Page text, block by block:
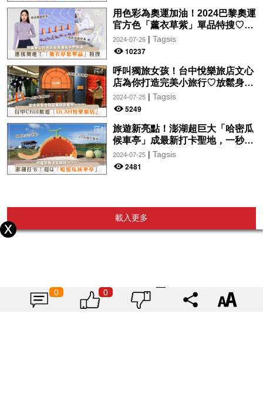
用色彩為奧運加油！2024巴黎奧運
官方色「薰衣草紫」單品特搜♡讓
你從頭到腳、隨時充滿奧運氛圍～
2024-07-26| Tagsis
10237
呼叫獨旅女孩！台中悅樂旅店文心
店為你打造完美小旅行♡放鬆身心
的絕美住宿！交通便利、設計時
尚，拍美照so easy～
2024-07-25| Tagsis
5249
旅遊新亮點！澎湖超巨大「哈密瓜
候車亭」成最新打卡聖地，一秒走
入童話故事中♡
2024-07-25| Tagsis
2481
載入更多
0 0